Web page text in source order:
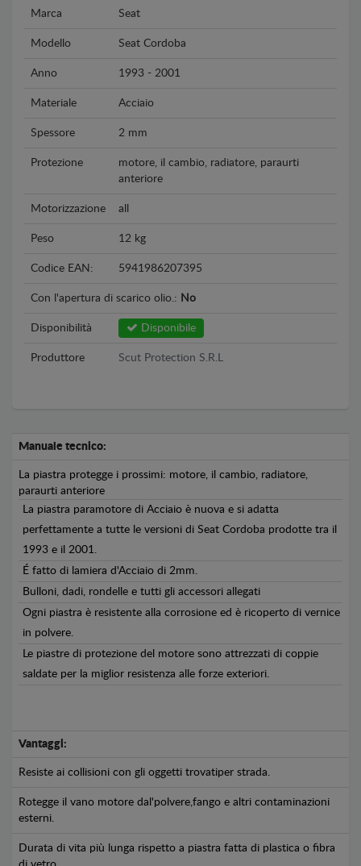
Marca Seat
Modello Seat Cordoba
Anno 1993 - 2001
Materiale Acciaio
Spessore 2 mm
Protezione
motore, il cambio, radiatore, paraurti
anteriore
Motorizzazione all
Peso 12 kg
Codice EAN: 5941986207395
Con l'apertura di scarico olio.: No
Disponibilità Disponibile
Produttore Scut Protection S.R.L
Manuale tecnico:
La piastra protegge i prossimi: motore, il cambio, radiatore,
paraurti anteriore
La piastra paramotore di Acciaio è nuova e si adatta
perfettamente a tutte le versioni di Seat Cordoba prodotte tra il
1993 e il 2001.
É fatto di lamiera d'Acciaio di 2mm.
Bulloni, dadi, rondelle e tutti gli accessori allegati
Ogni piastra è resistente alla corrosione ed è ricoperto di vernice
in polvere.
Le piastre di protezione del motore sono attrezzati di coppie
saldate per la miglior resistenza alle forze exteriori.
Vantaggi:
Resiste ai collisioni con gli oggetti trovatiper strada.
Rotegge il vano motore dal'polvere,fango e altri contaminazioni
esterni.
Durata di vita più lunga rispetto a piastra fatta di plastica o fibra